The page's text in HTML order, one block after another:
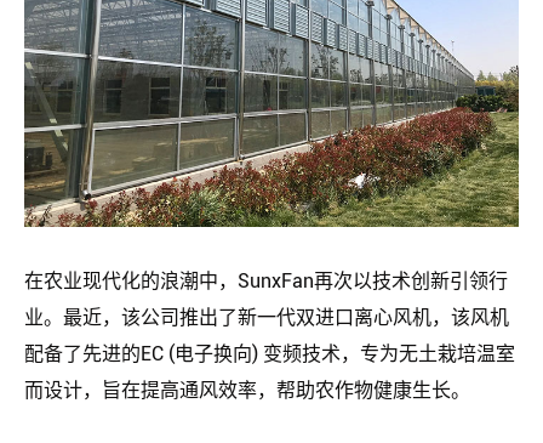
在农业现代化的浪潮中， SunxFan再次以技术创新引领行
业。最近，该公司推出了新一代双进口离心风机，该风机
配备了先进的EC (电子换向) 变频技术，专为无土栽培温室
而设计，旨在提高通风效率，帮助农作物健康生长。